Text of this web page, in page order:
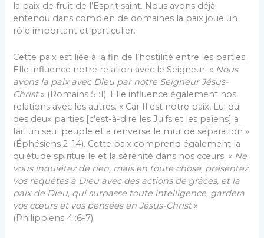
la paix de fruit de l’Esprit saint. Nous avons déjà
entendu dans combien de domaines la paix joue un
rôle important et particulier.
Cette paix est liée à la fin de l’hostilité entre les parties.
Elle influence notre relation avec le Seigneur. « Nous
avons la paix avec Dieu par notre Seigneur Jésus-
Christ» (Romains 5 :1). Elle influence également nos
relations avec les autres. « Car Il est notre paix, Lui qui
des deux parties [c’est-à-dire les Juifs et les païens] a
fait un seul peuple et a renversé le mur de séparation »
(Éphésiens 2 :14). Cette paix comprend également la
quiétude spirituelle et la sérénité dans nos cœurs. « Ne
vous inquiétez de rien, mais en toute chose, présentez
vos requêtes à Dieu avec des actions de grâces, et la
paix de Dieu, qui surpasse toute intelligence, gardera
vos cœurs et vos pensées en Jésus-Christ»
(Philippiens 4 :6-7).